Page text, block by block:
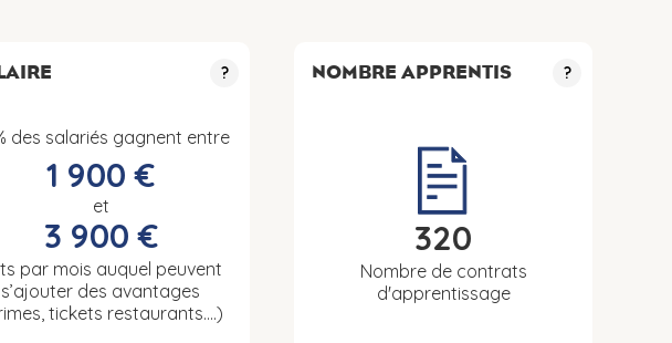
?
des salariés gagnent entre
1 900 €
et
3 900 €
par mois auquel peuvent
s’ajouter des avantages
tickets restaurants….)
NOMBRE APPRENTIS ?
320
Nombre de contrats
d'apprentissage